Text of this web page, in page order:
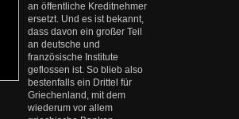
an öffentliche Kreditnehmer
ersetzt. Und es ist bekannt,
dass davon ein großer Teil
an deutsche und
französische Institute
geflossen ist. So blieb also
bestenfalls ein Drittel für
Griechenland, mit dem
wiederum vor allem